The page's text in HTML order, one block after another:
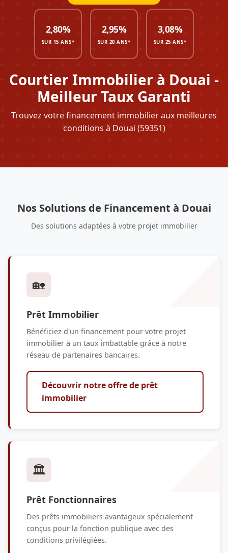
Courtier Immobilier à Douai -
Meilleur Taux Garanti
Trouvez votre financement immobilier aux meilleures
conditions à Douai (59351)
2,80%
SUR 15 ANS*
2,95%
SUR 20 ANS*
3,08%
SUR 25 ANS*
Nos Solutions de Financement à Douai
Des solutions adaptées à votre projet immobilier
🏡
Prêt Immobilier
Bénéficiez d'un financement pour votre projet
immobilier à un taux imbattable grâce à notre
réseau de partenaires bancaires.
Découvrir notre offre de prêt
immobilier
🏛️
Prêt Fonctionnaires
Des prêts immobiliers avantageux spécialement
conçus pour la fonction publique avec des
conditions privilégiées.